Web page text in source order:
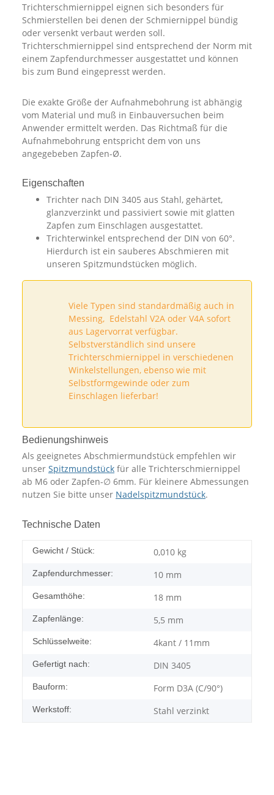
Trichterschmiernippel eignen sich besonders für
Schmierstellen bei denen der Schmiernippel bündig
oder versenkt verbaut werden soll.
Trichterschmiernippel sind entsprechend der Norm mit
einem Zapfendurchmesser ausgestattet und können
bis zum Bund eingepresst werden.
Die exakte Größe der Aufnahmebohrung ist abhängig
vom Material und muß in Einbauversuchen beim
Anwender ermittelt werden. Das Richtmaß für die
Aufnahmebohrung entspricht dem von uns
angegebeben Zapfen-Ø.
Eigenschaften
Trichter nach DIN 3405 aus Stahl, gehärtet,
glanzverzinkt und passiviert sowie mit glatten
Zapfen zum Einschlagen ausgestattet.
Trichterwinkel entsprechend der DIN von 60°.
Hierdurch ist ein sauberes Abschmieren mit
unseren Spitzmundstücken möglich.
Viele Typen sind standardmäßig auch in
Messing, Edelstahl V2A oder V4A sofort
aus Lagervorrat verfügbar.
Selbstverständlich sind unsere
Trichterschmiernippel in verschiedenen
Winkelstellungen, ebenso wie mit
Selbstformgewinde oder zum
Einschlagen lieferbar!
Bedienungshinweis
Als geeignetes Abschmiermundstück empfehlen wir
unser Spitzmundstück für alle Trichterschmiernippel
ab M6 oder Zapfen-∅ 6mm. Für kleinere Abmessungen
nutzen Sie bitte unser Nadelspitzmundstück.
Technische Daten
Gewicht / Stück: 0,010 kg
Zapfendurchmesser: 10 mm
Gesamthöhe: 18 mm
Zapfenlänge: 5,5 mm
Schlüsselweite: 4kant / 11mm
Gefertigt nach: DIN 3405
Bauform: Form D3A (C/90°)
Werkstoff: Stahl verzinkt